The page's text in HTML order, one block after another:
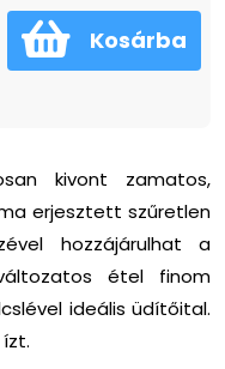
Kosárba
kivont zamatos,
erjesztett szűretlen
hozzájárulhat a
étel finom
ideális üdítőital.